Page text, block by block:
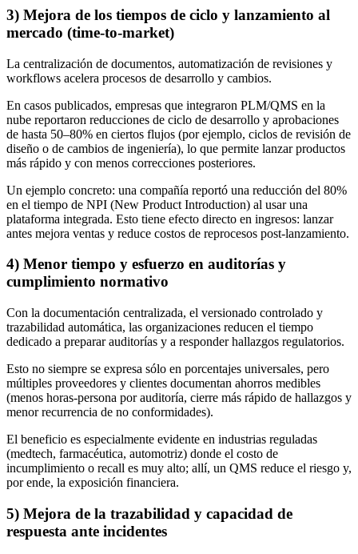
3) Mejora de los tiempos de ciclo y lanzamiento al
mercado (time-to-market)
La centralización de documentos, automatización de revisiones y
workflows acelera procesos de desarrollo y cambios.
En casos publicados, empresas que integraron PLM/QMS en la
nube reportaron reducciones de ciclo de desarrollo y aprobaciones
de hasta 50–80% en ciertos flujos (por ejemplo, ciclos de revisión de
diseño o de cambios de ingeniería), lo que permite lanzar productos
más rápido y con menos correcciones posteriores.
Un ejemplo concreto: una compañía reportó una reducción del 80%
en el tiempo de NPI (New Product Introduction) al usar una
plataforma integrada. Esto tiene efecto directo en ingresos: lanzar
antes mejora ventas y reduce costos de reprocesos post-lanzamiento.
4) Menor tiempo y esfuerzo en auditorías y
cumplimiento normativo
Con la documentación centralizada, el versionado controlado y
trazabilidad automática, las organizaciones reducen el tiempo
dedicado a preparar auditorías y a responder hallazgos regulatorios.
Esto no siempre se expresa sólo en porcentajes universales, pero
múltiples proveedores y clientes documentan ahorros medibles
(menos horas-persona por auditoría, cierre más rápido de hallazgos y
menor recurrencia de no conformidades).
El beneficio es especialmente evidente en industrias reguladas
(medtech, farmacéutica, automotriz) donde el costo de
incumplimiento o recall es muy alto; allí, un QMS reduce el riesgo y,
por ende, la exposición financiera.
5) Mejora de la trazabilidad y capacidad de
respuesta ante incidentes